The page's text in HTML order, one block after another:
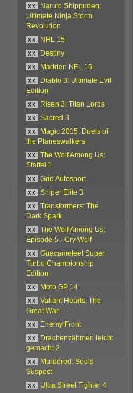
xx
Naruto Shippuden:
Ultimate Ninja Storm
Revolution
xx
NHL 15
xx
Destiny
xx
Madden NFL 15
xx
Diablo 3: Ultimate Evil
Edition
xx
Risen 3: Titan Lords
xx
Sacred 3
xx
Magic 2015: Duels of
the Planeswalkers
xx
The Wolf Among Us:
Staffel 1
xx
Grid Autosport
xx
Sniper Elite 3
xx
Transformers: The
Dark Spark
xx
The Wolf Among Us:
Episode 5 - Cry Wolf
xx
Guacamelee! Super
Turbo Championship
Edition
xx
Moto GP 14
xx
Valiant Hearts: The
Great War
xx
Enemy Front
xx
Drachenzähmen leicht
gemacht 2
xx
Murdered: Souls
Suspect
xx
Ultra Street Fighter 4